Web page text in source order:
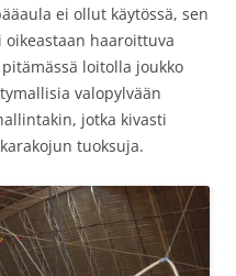
ei ollut käytössä, sen
haaroittuva
loitolla joukko
valopylvään
jotka kivasti
tuoksuja.